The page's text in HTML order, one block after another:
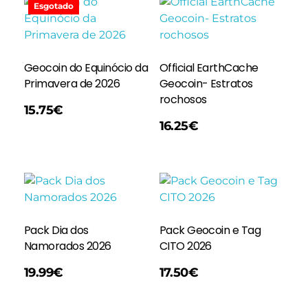
Esgotado
Geocoin do Equinócio da
Primavera de 2026
15.75€
Official EarthCache
Geocoin- Estratos
rochosos
16.25€
Pack Dia dos
Namorados 2026
19.99€
Pack Geocoin e Tag
CITO 2026
17.50€